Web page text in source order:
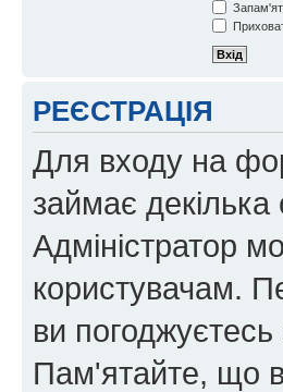
РЕЄСТРАЦІЯ
Для входу на
займає
Адміністратор
користувачам.
ви
Пам'ятайте, що